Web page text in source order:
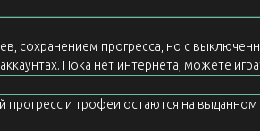
сохранением прогресса, но с
Пока нет интернета, можете
прогресс и трофеи остаются на выданном